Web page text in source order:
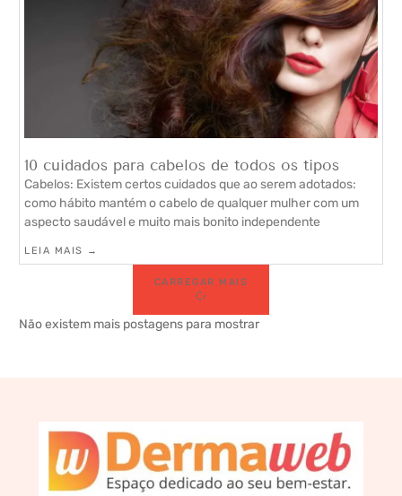
10 cuidados para cabelos de todos os tipos
Cabelos: Existem certos cuidados que ao serem adotados:
como hábito mantém o cabelo de qualquer mulher com um
aspecto saudável e muito mais bonito independente
LEIA MAIS →
CARREGAR MAIS
Não existem mais postagens para mostrar